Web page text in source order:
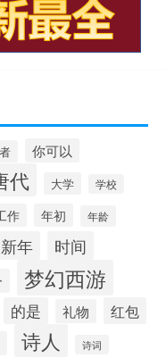
你可以
代 大学 学校
作 年初 年龄
新年 时间
梦幻西游
的是 礼物 红包
诗人 诗词